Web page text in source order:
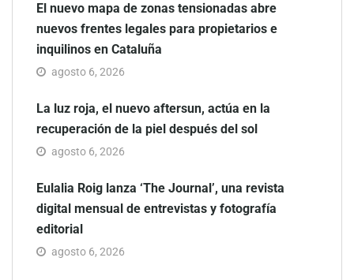
El nuevo mapa de zonas tensionadas abre
nuevos frentes legales para propietarios e
inquilinos en Cataluña
agosto 6, 2026
La luz roja, el nuevo aftersun, actúa en la
recuperación de la piel después del sol
agosto 6, 2026
Eulalia Roig lanza ‘The Journal’, una revista
digital mensual de entrevistas y fotografía
editorial
agosto 6, 2026